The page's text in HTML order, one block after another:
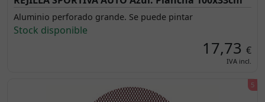
Aluminio perforado grande. Se puede pintar
Stock disponible
17,73 €
IVA incl.